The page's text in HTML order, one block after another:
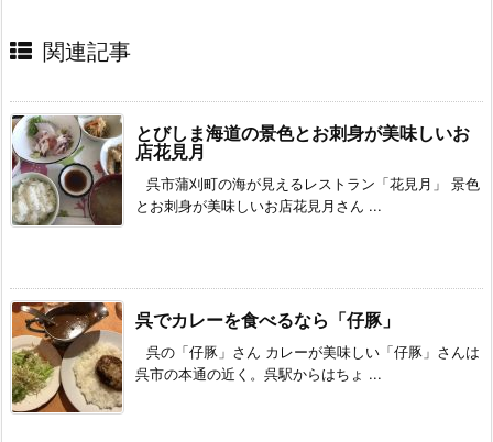
関連記事
とびしま海道の景色とお刺身が美味しいお
店花見月
呉市蒲刈町の海が見えるレストラン「花見月」 景色
とお刺身が美味しいお店花見月さん ...
呉でカレーを食べるなら「仔豚」
呉の「仔豚」さん カレーが美味しい「仔豚」さんは
呉市の本通の近く。呉駅からはちょ ...